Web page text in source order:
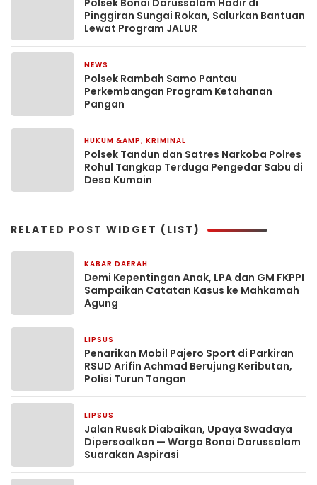
Polsek Bonai Darussalam Hadir di
Pinggiran Sungai Rokan, Salurkan Bantuan
Lewat Program JALUR
NEWS
Polsek Rambah Samo Pantau
Perkembangan Program Ketahanan
Pangan
HUKUM &AMP; KRIMINAL
Polsek Tandun dan Satres Narkoba Polres
Rohul Tangkap Terduga Pengedar Sabu di
Desa Kumain
RELATED POST WIDGET (LIST)
KABAR DAERAH
Demi Kepentingan Anak, LPA dan GM FKPPI
Sampaikan Catatan Kasus ke Mahkamah
Agung
LIPSUS
Penarikan Mobil Pajero Sport di Parkiran
RSUD Arifin Achmad Berujung Keributan,
Polisi Turun Tangan
LIPSUS
Jalan Rusak Diabaikan, Upaya Swadaya
Dipersoalkan — Warga Bonai Darussalam
Suarakan Aspirasi